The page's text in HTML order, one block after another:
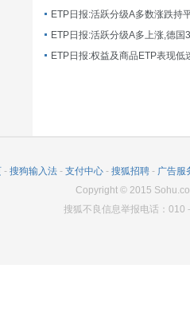
ETP日报:活跃分级A多数涨跌持
ETP日报:活跃分级A多上涨,德国
- 搜狗输入法 - 支付中心 - 搜狐招聘 - 广告服
Copyright© 2015
搜狐不良信息举报电话：010